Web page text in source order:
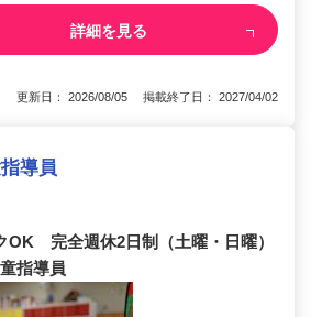
詳細を見る
更新日： 2026/08/05 掲載終了日： 2027/04/02
導員
OK 完全週休2日制（土曜・日曜）
指導員